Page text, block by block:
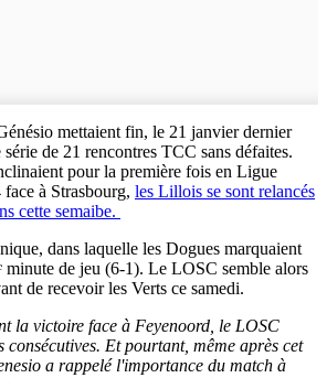
mettaient fin, le 21 janvier dernier
de 21 rencontres TCC sans défaites.
pour la première fois en Ligue
à Strasbourg, les Lillois se sont relancés
cette semaibe.
dans laquelle les Dogues marquaient
minute de jeu (6-1). Le LOSC semble alors
de recevoir les Verts ce samedi.
la victoire face à Feyenoord, le LOSC
consécutives. Et pourtant, même après cet
a rappelé l'importance du match à